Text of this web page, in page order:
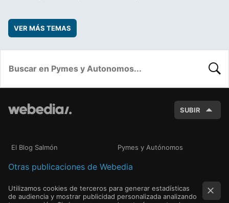
VER MÁS TEMAS
SUBIR
El Blog Salmón Pymes y Autónomos
Otras publicaciones de Webedia
Utilizamos cookies de terceros para generar estadísticas
de audiencia y mostrar publicidad personalizada analizando